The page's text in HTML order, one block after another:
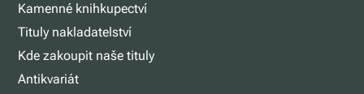
Kamenné knihkupectví
Tituly nakladatelství
Kde zakoupit naše tituly
Antikvariát